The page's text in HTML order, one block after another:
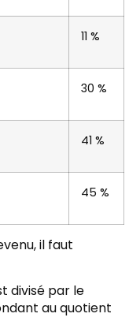
11 %
30 %
41 %
45 %
il faut
divisé par le
au quotient